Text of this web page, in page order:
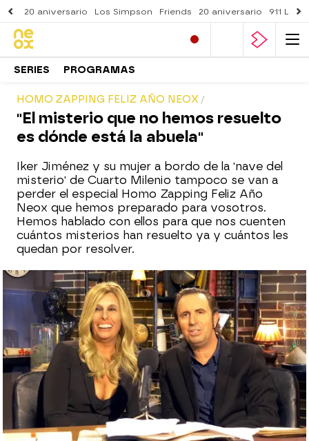
20 aniversario Los Simpson Friends 20 aniversario 911
SERIES PROGRAMAS
HOMO ZAPPING FELIZ AÑO NEOX
"El misterio que no hemos resuelto
es dónde está la abuela"
Iker Jiménez y su mujer a bordo de la 'nave del
misterio' de Cuarto Milenio tampoco se van a
perder el especial Homo Zapping Feliz Año
Neox que hemos preparado para vosotros.
Hemos hablado con ellos para que nos cuenten
cuántos misterios han resuelto ya y cuántos les
quedan por resolver.
neox
Madrid
Publicado:08 de febrero de 2018, 14:13